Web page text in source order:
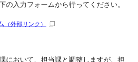
の入力フォームから行ってください。
（外部リンク）
において、担当課と調整しますが、担